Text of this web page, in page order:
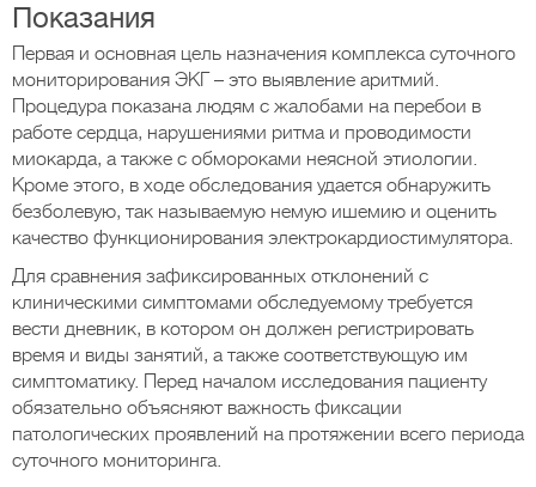
Показания
Первая и основная цель назначения комплекса суточного
мониторирования ЭКГ – это выявление аритмий.
Процедура показана людям с жалобами на перебои в
работе сердца, нарушениями ритма и проводимости
миокарда, а также с обмороками неясной этиологии.
Кроме этого, в ходе обследования удается обнаружить
безболевую, так называемую немую ишемию и оценить
качество функционирования электрокардиостимулятора.
Для сравнения зафиксированных отклонений с
клиническими симптомами обследуемому требуется
вести дневник, в котором он должен регистрировать
время и виды занятий, а также соответствующую им
симптоматику. Перед началом исследования пациенту
обязательно объясняют важность фиксации
патологических проявлений на протяжении всего периода
суточного мониторинга.